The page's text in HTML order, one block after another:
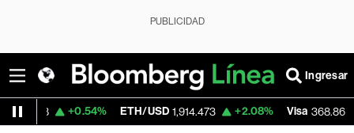
PUBLICIDAD
Ingresar
+0.54% ETH/USD 1,914.473 +2.08% Visa 368.86 -0.20%